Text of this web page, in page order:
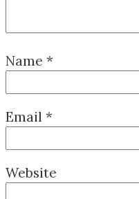
Name *
Email *
Website